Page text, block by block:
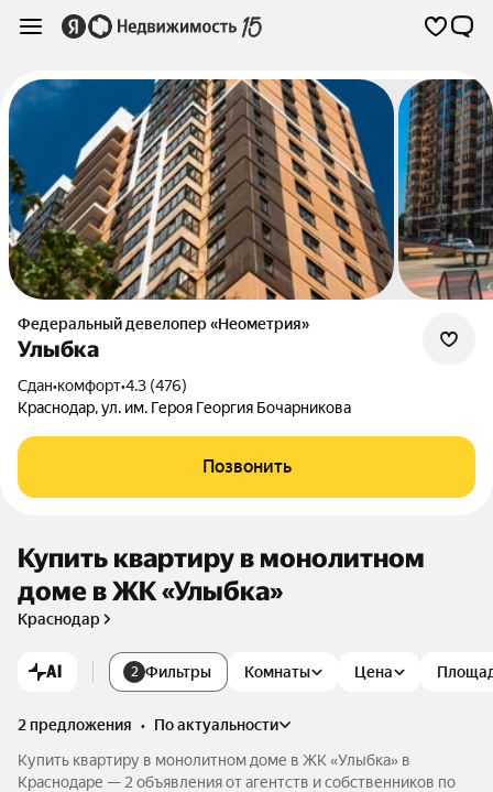
Федеральный девелопер «Неометрия»
Улыбка
Сдан•комфорт•4.3 (476)
Краснодар,ул. им. Героя Георгия Бочарникова
Позвонить
Купить квартиру в монолитном
доме в ЖК «Улыбка»
Краснодар
AI 2 Фильтры Комнаты Цена
2 предложения •
по актуальности
Купить квартиру в монолитном доме в ЖК «Улыбка» в
Краснодаре — 2 объявления от агентств и собственников по